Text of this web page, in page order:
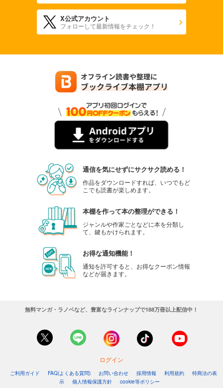
X公式アカウント
フォローして最新情報をチェック！
通信を気にせずにサクサク読める！
作品をダウンロードすれば、いつでもど
こでも読書が楽しめます。
本棚を作って本の整理ができる！
ジャンルや作家ごとなどに本を分類し
て、鍵もかけられます。
お得な通知機能！
通知を許可すると、お得なクーポン情報
などが届きます。
無料マンガ・ラノベなど、豊富なラインナップで188万冊以上配信中！
ログイン
ご利用ガイド FAQ(よくある質問) お問い合わせ 採用情報 利用規約
特商法の表
示
個人情報保護方針 cookie等ポリシー